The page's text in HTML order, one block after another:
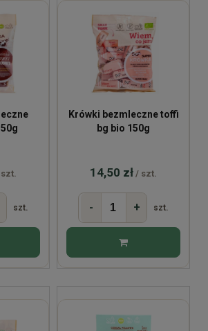
szt.
Krówki bezmleczne toffi
bg bio 150g
14,50 zł / szt.
- + szt.